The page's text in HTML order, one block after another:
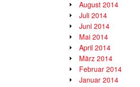
August 2014
Juli 2014
Juni 2014
Mai 2014
April 2014
März 2014
Februar 2014
Januar 2014